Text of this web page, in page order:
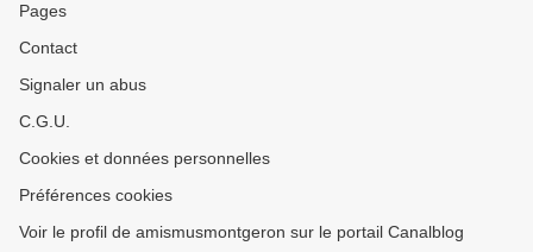
Pages
Contact
Signaler un abus
C.G.U.
Cookies et données personnelles
Préférences cookies
Voir le profil de amismusmontgeron sur le portail Canalblog